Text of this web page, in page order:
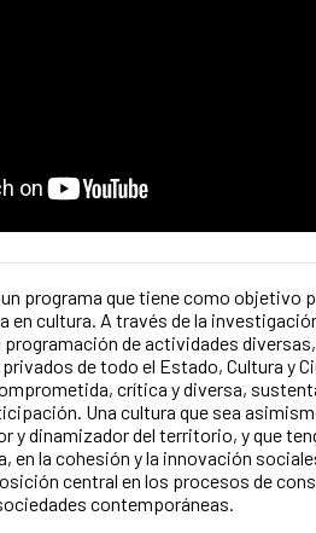
un programa que tiene como objetivo
en cultura. A través de la
programación de actividades
de todo el Estado, Cultura y
crítica y diversa,
Una cultura que sea
y dinamizador del territorio, y que
en la cohesión y la innovación
central en los procesos de
contemporáneas.